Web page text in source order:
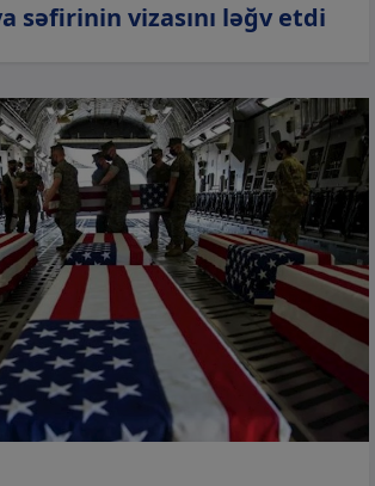
səfirinin vizasını ləğv etdi